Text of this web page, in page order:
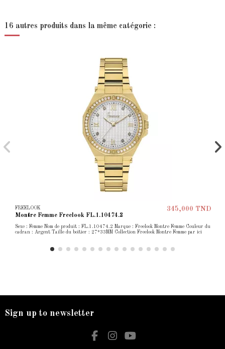
16 autres produits dans la même catégorie :
FREELOOK
Montre Femme Freelook FL.1.10474.2
345,000 TND
Sexe : Femme Nom de produit : FL.1.10474.2 Marque : Freelook Montre Femme Couleur du
cadran : Argent Taille du boîtier : 27*33MM Collection Freelook Montre Femme par ici
Sign up to newsletter